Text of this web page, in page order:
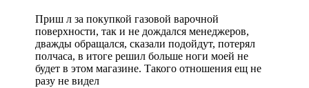
Приш л за покупкой газовой варочной
поверхности, так и не дождался менеджеров,
дважды обращался, сказали подойдут, потерял
полчаса, в итоге решил больше ноги моей не
будет в этом магазине. Такого отношения ещ не
разу не видел